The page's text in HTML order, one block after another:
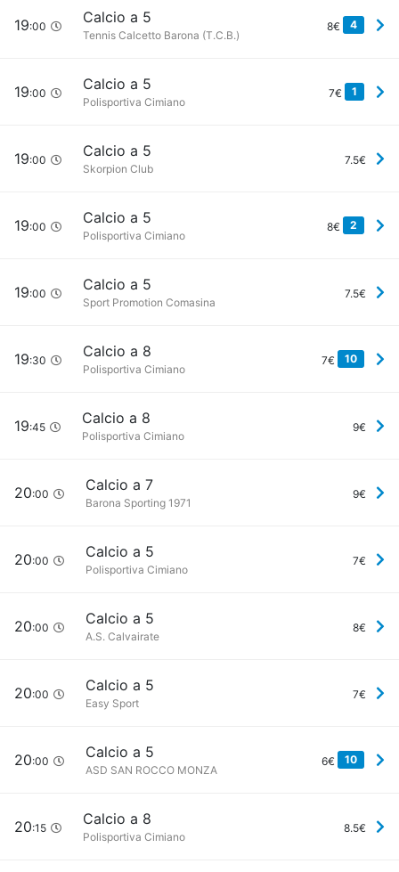
19:00
Calcio a 5
Tennis Calcetto Barona (T.C.B.)
8€ 4
19:00
Calcio a 5
Polisportiva Cimiano
7€ 1
19:00
Calcio a 5
Skorpion Club
7.5€
19:00
Calcio a 5
Polisportiva Cimiano
8€ 2
19:00
Calcio a 5
Sport Promotion Comasina
7.5€
19:30
Calcio a 8
Polisportiva Cimiano
7€ 10
19:45
Calcio a 8
Polisportiva Cimiano
9€
20:00
Calcio a 7
Barona Sporting 1971
9€
20:00
Calcio a 5
Polisportiva Cimiano
7€
20:00
Calcio a 5
A.S. Calvairate
8€
20:00
Calcio a 5
Easy Sport
7€
20:00
Calcio a 5
ASD SAN ROCCO MONZA
6€ 10
20:15
Calcio a 8
Polisportiva Cimiano
8.5€